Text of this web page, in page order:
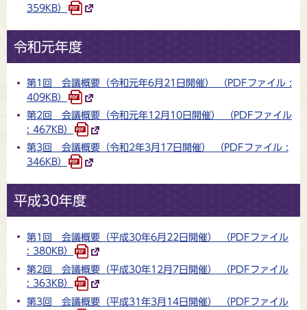
359KB）
令和元年度
第1回 会議概要（令和元年6月21日開催） （PDFファイル :
409KB）
第2回 会議概要（令和元年12月10日開催） （PDFファイル
: 467KB）
第3回 会議概要（令和2年3月17日開催） （PDFファイル :
346KB）
平成30年度
第1回 会議概要（平成30年6月22日開催） （PDFファイル
: 380KB）
第2回 会議概要（平成30年12月7日開催） （PDFファイル
: 363KB）
第3回 会議概要（平成31年3月14日開催） （PDFファイル